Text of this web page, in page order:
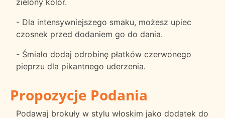
zielony kolor.
- Dla intensywniejszego smaku, możesz upiec
czosnek przed dodaniem go do dania.
- Śmiało dodaj odrobinę płatków czerwonego
pieprzu dla pikantnego uderzenia.
Propozycje Podania
Podawaj brokuły w stylu włoskim jako dodatek do